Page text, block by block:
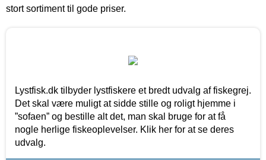
stort sortiment til gode priser.
Lystfisk.dk tilbyder lystfiskere et bredt udvalg af fiskegrej.
Det skal være muligt at sidde stille og roligt hjemme i
”sofaen” og bestille alt det, man skal bruge for at få
nogle herlige fiskeoplevelser. Klik her for at se deres
udvalg.